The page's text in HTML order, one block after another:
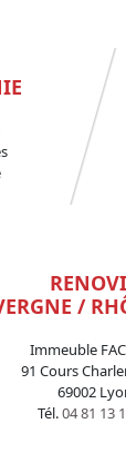
/
Immeuble
91 Cours
69002
Tél.04 81 13